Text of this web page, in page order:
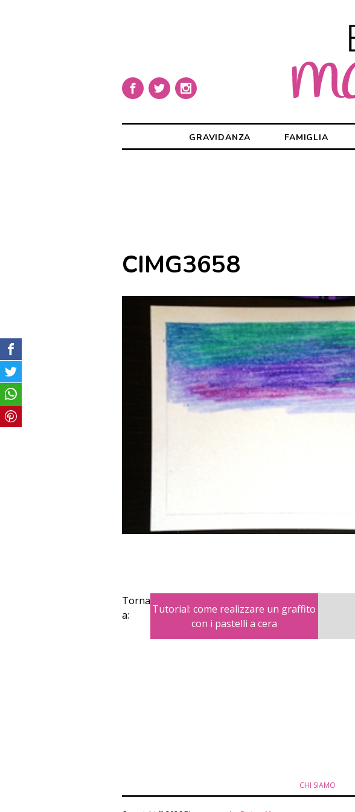
GRAVIDANZA FAMIGLIA
CIMG3658
Torna
a:
Tutorial: come realizzare un graffito
con i pastelli a cera
CHI SIAMO